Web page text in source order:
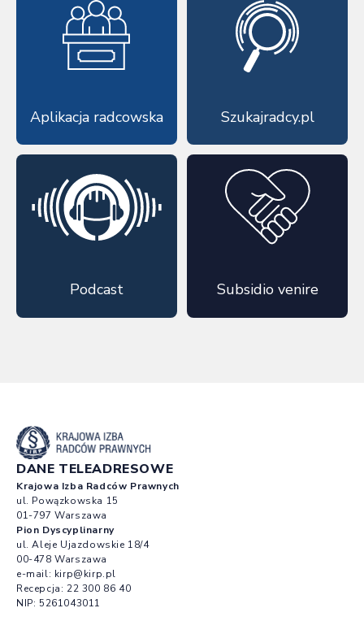
Aplikacja radcowska Szukajradcy.pl
Podcast Subsidio venire
DANE TELEADRESOWE
Krajowa Izba Radców Prawnych
ul. Powązkowska 15
01-797 Warszawa
Pion Dyscyplinarny
ul. Aleje Ujazdowskie 18/4
00-478 Warszawa
e-mail: kirp@kirp.pl
Recepcja: 22 300 86 40
NIP: 5261043011